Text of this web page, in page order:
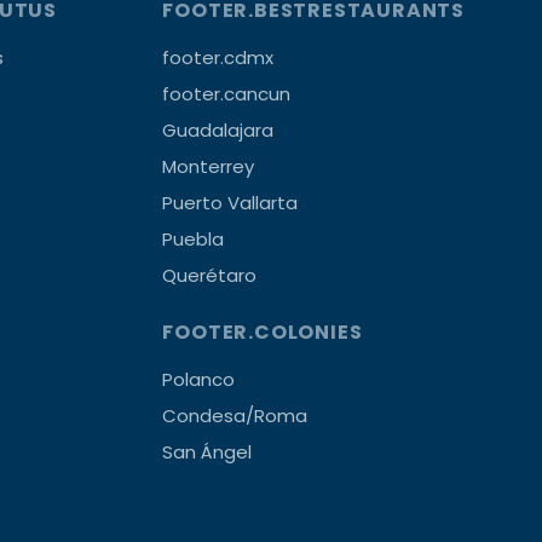
FOOTER.BESTRESTAURANTS
footer.cdmx
footer.cancun
Guadalajara
Monterrey
Puerto Vallarta
Puebla
Querétaro
FOOTER.COLONIES
Polanco
Condesa/Roma
San Ángel